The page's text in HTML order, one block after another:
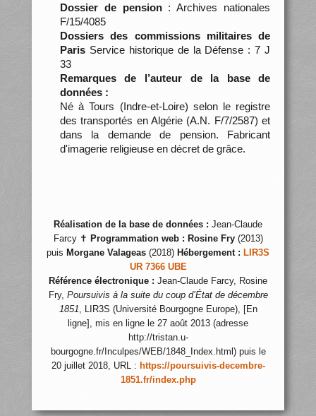
Dossier de pension: Archives nationales
F/15/4085
Dossiers des commissions militaires de
ParisService historique de la Défense : 7 J
33
Remarques de l’auteur de la base de
données :
Né à Tours (Indre-et-Loire) selon le registre
des transportés en Algérie (A.N. F/7/2587) et
dans la demande de pension. Fabricant
d'imagerie religieuse en décret de grâce.
Réalisation de la base de données : Jean-Claude
Farcy ✝ Programmation web : Rosine Fry(2013)
puis Morgane Valageas (2018) Hébergement : LIR3S
UR 7366 UBE
Référence électronique : Jean-Claude Farcy, Rosine
Fry, Poursuivis à la suite du coup d’État de décembre
1851, LIR3S (Université Bourgogne Europe), [En
ligne], mis en ligne le 27 août 2013 (adresse
http://tristan.u-
bourgogne.fr/Inculpes/WEB/1848_Index.html) puis le
20 juillet 2018, URL : https://poursuivis-decembre-
1851.fr/index.php